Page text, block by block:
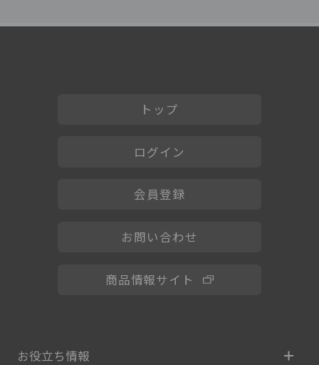
退会方法を教えてください。
変更」の「退会する」より、手順に従って退
会のお手続きをお願いします。
トップ
ログイン
会員登録
お問い合わせ
商品情報サイト
お役立ち情報